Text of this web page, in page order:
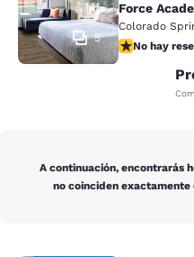
5
Force
Colorado
No hay
No hay
A continuación, encontrarás
no coinciden